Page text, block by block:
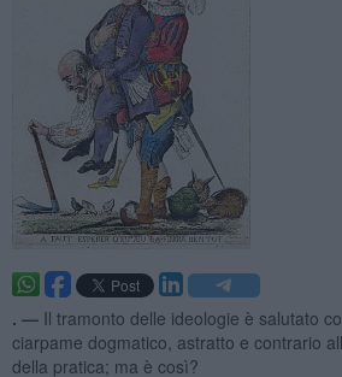
. — Il tramonto delle ideologie è salutato
ciarpame dogmatico, astratto e contrario
della pratica; ma è così?